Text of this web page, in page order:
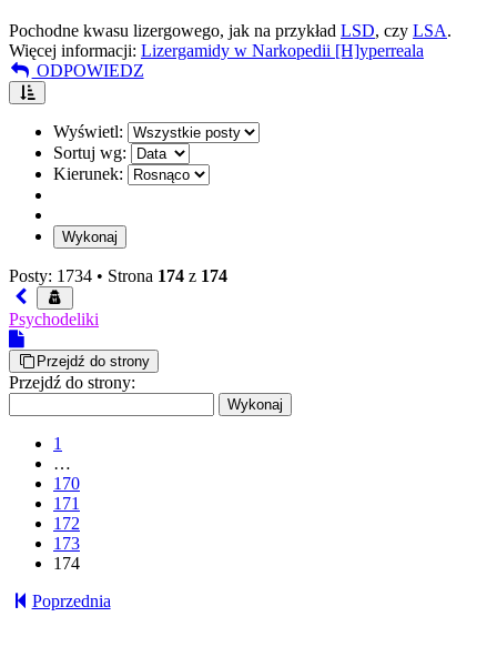
Pochodne kwasu lizergowego, jak na przykład LSD, czy LSA.
Więcej informacji: Lizergamidy w Narkopedii [H]yperreala
ODPOWIEDZ
Wyświetl:
Sortuj wg:
Kierunek:
Posty: 1734 • Strona 174 z 174
Psychodeliki
Przejdź do strony
Przejdź do strony:
1
…
170
171
172
173
174
Poprzednia